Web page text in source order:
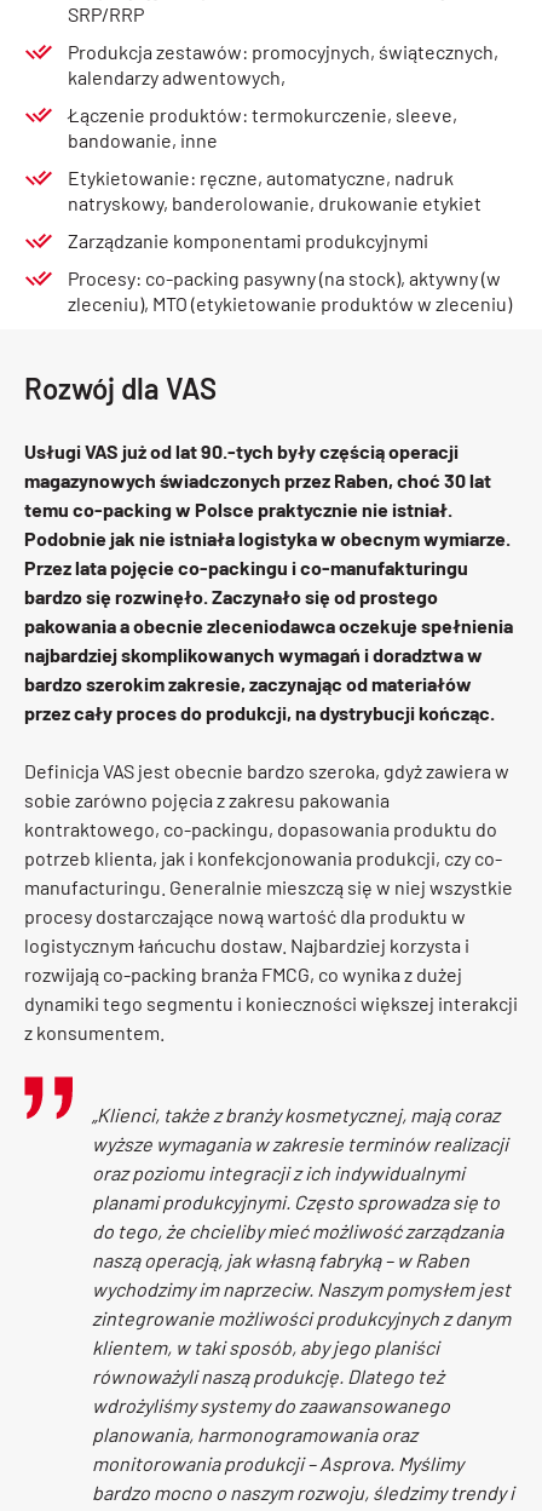
SRP/RRP
Produkcja zestawów: promocyjnych, świątecznych,
kalendarzy adwentowych,
Łączenie produktów: termokurczenie, sleeve,
bandowanie, inne
Etykietowanie: ręczne, automatyczne, nadruk
natryskowy, banderolowanie, drukowanie etykiet
Zarządzanie komponentami produkcyjnymi
Procesy: co-packing pasywny (na stock), aktywny (w
zleceniu), MTO (etykietowanie produktów w zleceniu)
Rozwój dla VAS
Usługi VAS już od lat 90.-tych były częścią operacji
magazynowych świadczonych przez Raben, choć 30 lat
temu co-packing w Polsce praktycznie nie istniał.
Podobnie jak nie istniała logistyka w obecnym wymiarze.
Przez lata pojęcie co-packingu i co-manufakturingu
bardzo się rozwinęło. Zaczynało się od prostego
pakowania a obecnie zleceniodawca oczekuje spełnienia
najbardziej skomplikowanych wymagań i doradztwa w
bardzo szerokim zakresie, zaczynając od materiałów
przez cały proces do produkcji, na dystrybucji kończąc.
Definicja VAS jest obecnie bardzo szeroka, gdyż zawiera w
sobie zarówno pojęcia z zakresu pakowania
kontraktowego, co-packingu, dopasowania produktu do
potrzeb klienta, jak i konfekcjonowania produkcji, czy co-
manufacturingu. Generalnie mieszczą się w niej wszystkie
procesy dostarczające nową wartość dla produktu w
logistycznym łańcuchu dostaw. Najbardziej korzysta i
rozwijają co-packing branża FMCG, co wynika z dużej
dynamiki tego segmentu i konieczności większej interakcji
z konsumentem.
„Klienci, także z branży kosmetycznej, mają coraz
wyższe wymagania w zakresie terminów realizacji
oraz poziomu integracji z ich indywidualnymi
planami produkcyjnymi. Często sprowadza się to
do tego, że chcieliby mieć możliwość zarządzania
naszą operacją, jak własną fabryką – w Raben
wychodzimy im naprzeciw. Naszym pomysłem jest
zintegrowanie możliwości produkcyjnych z danym
klientem, w taki sposób, aby jego planiści
równoważyli naszą produkcję. Dlatego też
wdrożyliśmy systemy do zaawansowanego
planowania, harmonogramowania oraz
monitorowania produkcji – Asprova. Myślimy
bardzo mocno o naszym rozwoju, śledzimy trendy i